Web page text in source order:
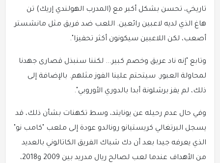
تاريخي، تحسن بشكل أكبر مع (المدرب الهولندي إريك) تن
هاغ الذي لديه لاعبين رائعين. اللعب ضد فريق مثل مانشستر
أصعب، لكن اللاعبين سيكونون أكثر تحفيزا".
وتابع "إنه ناد عريق وخصم كبير... لكننا سنبذل قصارى جهدنا
لمحاولة العبور. سيتحتم علينا الفوز مثلهم. بالإضافة إلى
ذلك، لم يفز برشلونة أبدا بالدوري الأوروبي".
وفي حال عدم رحيله عن يونايتد، وسط تكهنات بشأن ذلك، قد
يسجل البرتغالي كريستيانو رونالدو عودة إلى ملعب "كامب نو"
الذي يعرفه جيدا بعد أن دك شباك الفريق الكاتالوني بالعديد
من الأهداف عندما لعب لصالح ريال مدريد بين 2009 و2018،